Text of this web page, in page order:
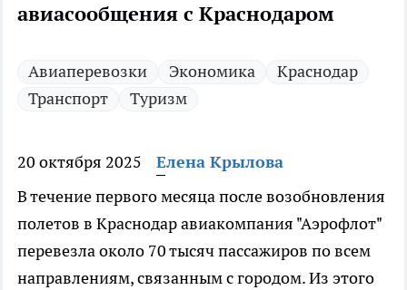
авиасообщения с Краснодаром
Авиаперевозки Экономика
Краснодар
Транспорт
Туризм
20 октября 2025
Елена Крылова
В течение первого месяца после возобновления
полетов в Краснодар авиакомпания "Аэрофлот"
перевезла около 70 тысяч пассажиров по всем
направлениям, связанным с городом. Из этого